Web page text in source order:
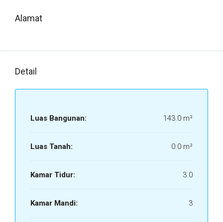
Alamat
Detail
Luas Bangunan: 143.0 m²
Luas Tanah: 0.0 m²
Kamar Tidur: 3.0
Kamar Mandi: 3